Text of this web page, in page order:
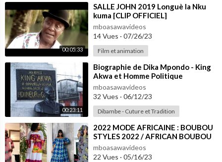
00:05:33
⁣SALLE JOHN 2019 Longuè la Nku
kuma [CLIP OFFICIEL]
mboasawavideos
14 Vues · 07/26/23
Film et animation
00:23:11
⁣Biographie de Dika Mpondo - King
Akwa et Homme Politique
mboasawavideos
32 Vues · 06/12/23
Dibambe - Cuture et Tradition
⁣2022 MODE AFRICAINE : BOUBOU
STYLES 2022 / AFRICAN BOUBOU
STYLES / Modèle de longue Robes
en pagne
mboasawavideos
22 Vues · 05/16/23